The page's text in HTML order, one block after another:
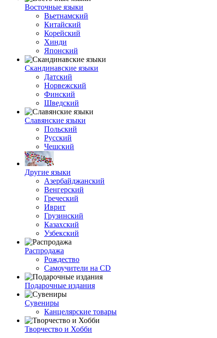
Восточные языки
Вьетнамский
Китайский
Корейский
Хинди
Японский
Скандинавские языки
Датский
Норвежский
Финский
Шведский
Славянские языки
Польский
Русский
Чешский
Другие языки
Азербайджанский
Венгерский
Греческий
Иврит
Грузинский
Казахский
Узбекский
Распродажа
Рождество
Самоучители на CD
Подарочные издания
Сувениры
Канцелярские товары
Творчество и Хобби